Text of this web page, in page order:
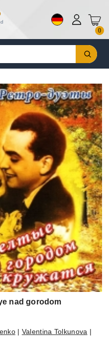
0
nad gorodom
| Valentina Tolkunova |